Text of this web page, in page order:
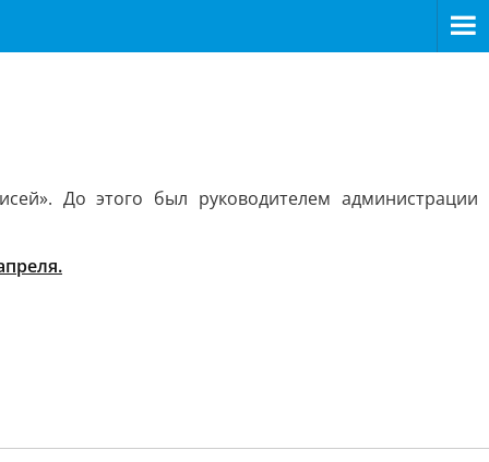
До этого был руководителем администрации